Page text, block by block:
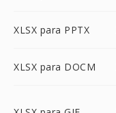
XLSX para PPTX
XLSX para DOCM